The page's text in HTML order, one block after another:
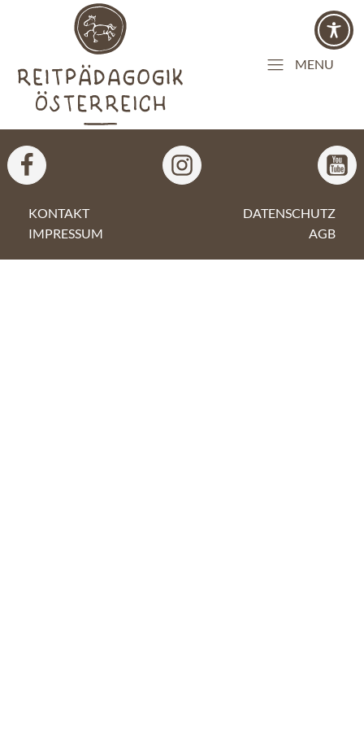
MENU
KONTAKT
DATENSCHUTZ
IMPRESSUM
AGB